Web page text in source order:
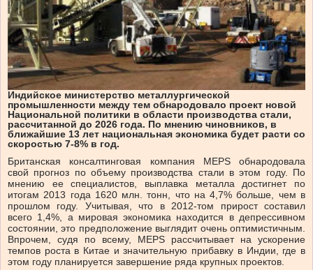
Индийское министерство металлургической
промышленности между тем обнародовало проект новой
Национальной политики в области производства стали,
рассчитанной до 2026 года. По мнению чиновников, в
ближайшие 13 лет национальная экономика будет расти со
скоростью 7-8% в год.
Британская консалтинговая компания MEPS обнародовала
свой прогноз по объему производства стали в этом году. По
мнению ее специалистов, выплавка металла достигнет по
итогам 2013 года 1620 млн. тонн, что на 4,7% больше, чем в
прошлом году. Учитывая, что в 2012-том прирост составил
всего 1,4%, а мировая экономика находится в депрессивном
состоянии, это предположение выглядит очень оптимистичным.
Впрочем, судя по всему, MEPS рассчитывает на ускорение
темпов роста в Китае и значительную прибавку в Индии, где в
этом году планируется завершение ряда крупных проектов.